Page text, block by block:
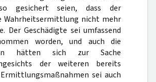
gesichert seien, dass der
Wahrheitsermittlung nicht mehr
Der Geschädigte sei umfassend
worden, und auch die
hätten sich zur Sache
der weiteren bereits
sei auch